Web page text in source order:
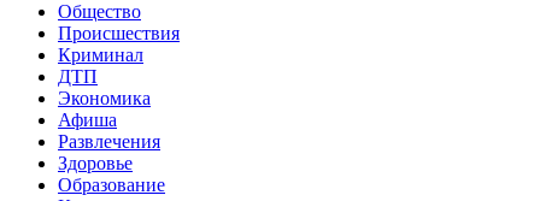
Общество
Происшествия
Криминал
ДТП
Экономика
Афиша
Развлечения
Здоровье
Образование